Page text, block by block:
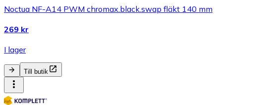
Noctua NF-A14 PWM chromax.black.swap fläkt 140 mm
269 kr
I lager
Till butik